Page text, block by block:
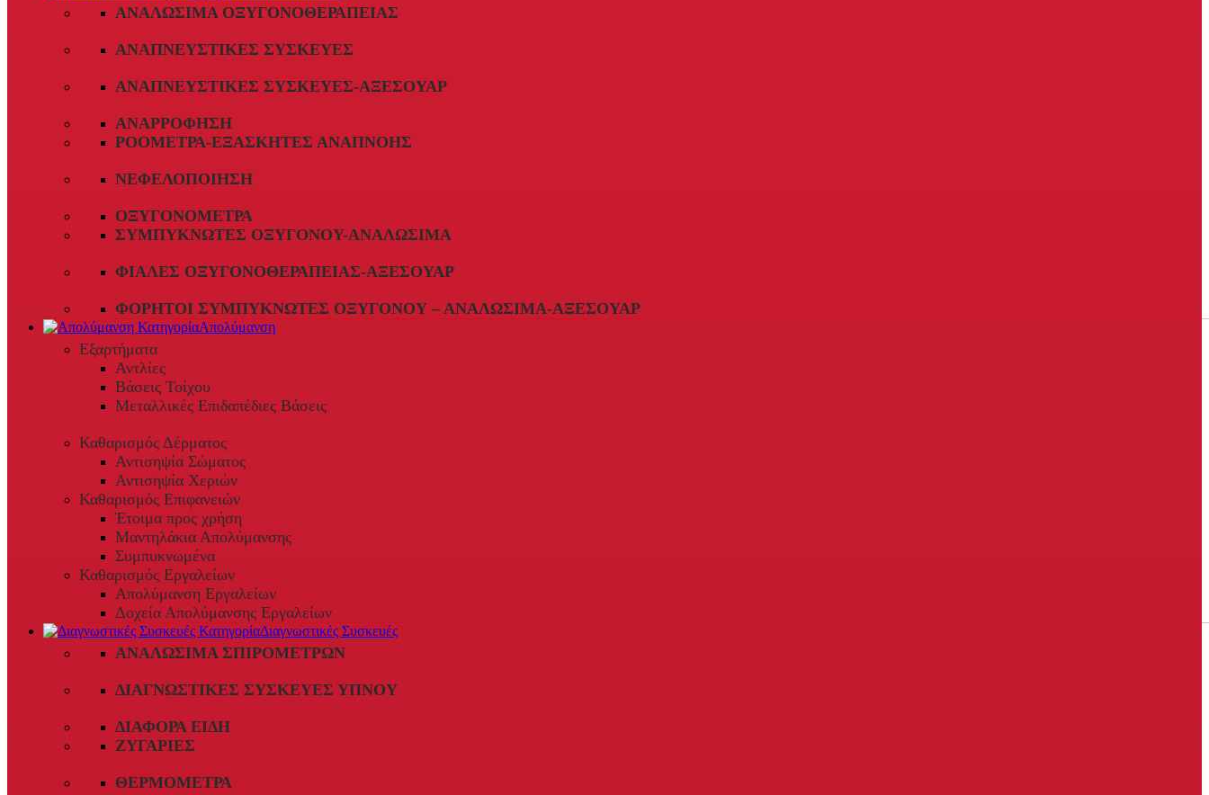
ΑΝΑΛΏΣΙΜΑ ΟΞΥΓΟΝΟΘΕΡΑΠΕΊΑΣ
ΑΝΑΠΝΕΥΣΤΙΚΈΣ ΣΥΣΚΕΥΈΣ
ΑΝΑΠΝΕΥΣΤΙΚΈΣ ΣΥΣΚΕΥΈΣ-ΑΞΕΣΟΥΆΡ
ΑΝΑΡΡΌΦΗΣΗ
ΡΟΌΜΕΤΡΑ-ΕΞΑΣΚΗΤΈΣ ΑΝΑΠΝΟΉΣ
ΝΕΦΕΛΟΠΟΊΗΣΗ
ΟΞΥΓΟΝΌΜΕΤΡΑ
ΣΥΜΠΥΚΝΩΤΈΣ ΟΞΥΓΌΝΟΥ-ΑΝΑΛΏΣΙΜΑ
ΦΙΆΛΕΣ ΟΞΥΓΟΝΟΘΕΡΑΠΕΊΑΣ-ΑΞΕΣΟΥΆΡ
ΦΟΡΗΤΟΊ ΣΥΜΠΥΚΝΩΤΈΣ ΟΞΥΓΌΝΟΥ – ΑΝΑΛΏΣΙΜΑ-ΑΞΕΣΟΥΆΡ
Απολύμανση
Εξαρτήματα
Αντλίες
Βάσεις Τοίχου
Μεταλλικές Επιδαπέδιες Βάσεις
Καθαρισμός Δέρματος
Αντισηψία Σώματος
Αντισηψία Χεριών
Καθαρισμός Επιφανειών
Έτοιμα προς χρήση
Μαντηλάκια Απολύμανσης
Συμπυκνωμένα
Καθαρισμός Εργαλείων
Απολύμανση Εργαλείων
Δοχεία Απολύμανσης Εργαλείων
Διαγνωστικές Συσκευές
ΑΝΑΛΏΣΙΜΑ ΣΠΙΡΟΜΈΤΡΩΝ
ΔΙΑΓΝΩΣΤΙΚΈΣ ΣΥΣΚΕΥΈΣ ΎΠΝΟΥ
ΔΙΆΦΟΡΑ ΕΊΔΗ
ΖΥΓΑΡΙΈΣ
ΘΕΡΜΌΜΕΤΡΑ